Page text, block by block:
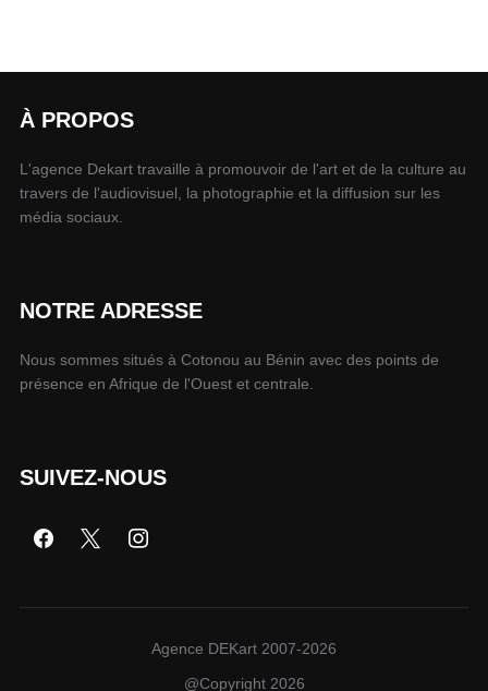
À PROPOS
L'agence Dekart travaille à promouvoir de l'art et de la culture au
travers de l'audiovisuel, la photographie et la diffusion sur les
média sociaux.
NOTRE ADRESSE
Nous sommes situés à Cotonou au Bénin avec des points de
présence en Afrique de l'Ouest et centrale.
SUIVEZ-NOUS
Agence DEKart 2007-2026
@Copyright 2026